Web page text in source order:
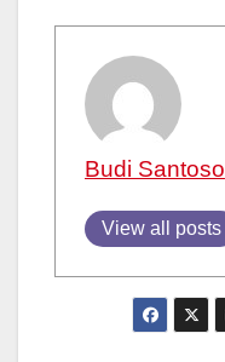
Budi Santoso
View all posts